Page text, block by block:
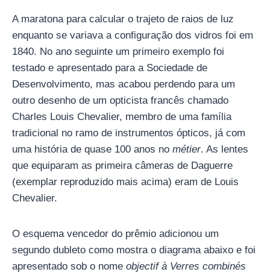
A maratona para calcular o trajeto de raios de luz
enquanto se variava a configuração dos vidros foi em
1840. No ano seguinte um primeiro exemplo foi
testado e apresentado para a Sociedade de
Desenvolvimento, mas acabou perdendo para um
outro desenho de um opticista francês chamado
Charles Louis Chevalier, membro de uma família
tradicional no ramo de instrumentos ópticos, já com
uma história de quase 100 anos no métier. As lentes
que equiparam as primeira câmeras de Daguerre
(exemplar reproduzido mais acima) eram de Louis
Chevalier.
O esquema vencedor do prêmio adicionou um
segundo dubleto como mostra o diagrama abaixo e foi
apresentado sob o nome objectif à Verres combinés